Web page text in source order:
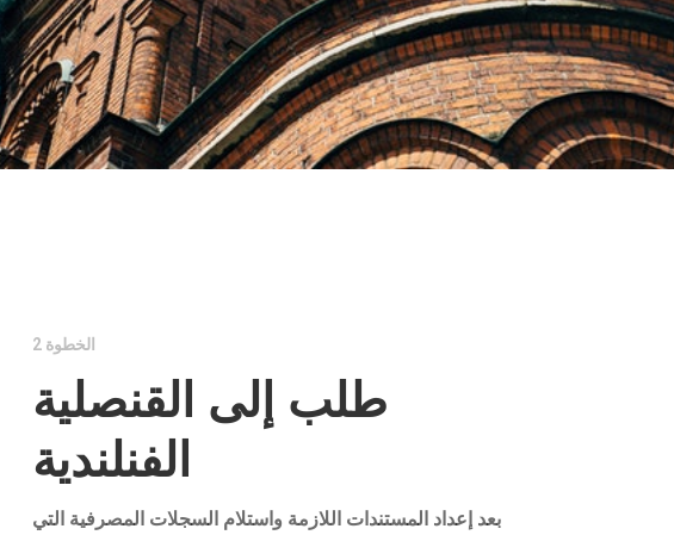
الخطوة 2
طلب إلى القنصلية
الفنلندية
بعد إعداد المستندات اللازمة واستلام السجلات المصرفية التي